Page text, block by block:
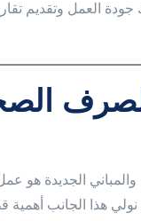
العمل وتقديم
الجديدة هو
نولي هذا الجانب